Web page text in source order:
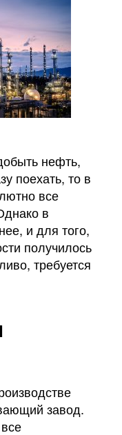
нефть,
поехать, то в
все
в
и для того,
получилось
требуется
завод.